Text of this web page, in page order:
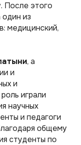
После этого
из
медицинский,
, а
и
и
играли
научных
и педагоги
общему
студенты по